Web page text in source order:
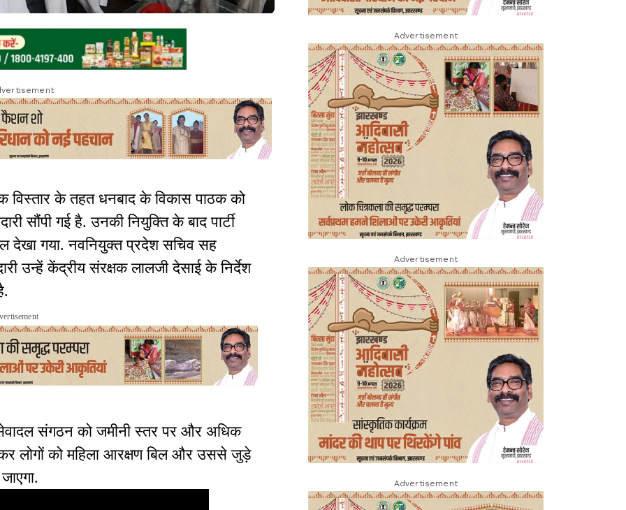
के तहत धनबाद के विकास पाठक को
सौंपी गई है. उनकी नियुक्ति के बाद पार्टी
देखा गया. नवनियुक्त प्रदेश सचिव सह
उन्हें केंद्रीय संरक्षक लालजी देसाई के निर्देश
संगठन को जमीनी स्तर पर और अधिक
लोगों को महिला आरक्षण बिल और उससे जुड़े
Advertisement
Advertisement
Advertisement